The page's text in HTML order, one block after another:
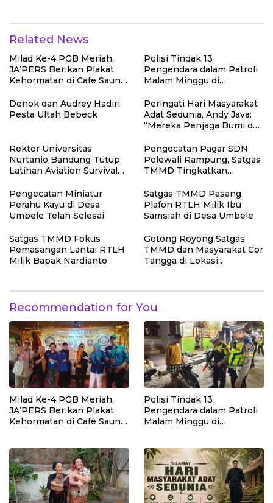
Related News
Milad Ke-4 PGB Meriah,
JA’PERS Berikan Plakat
Kehormatan di Cafe Saung
Polisi Tindak 13
Pengendara dalam Patroli
Malam Minggu di
Knalpot Brong
Denok dan Audrey Hadiri
Pesta Ultah Bebeck
Peringati Hari Masyarakat
Adat Sedunia, Andy Java:
“Mereka Penjaga Bumi dan
Rektor Universitas
Nurtanio Bandung Tutup
Latihan Aviation Survival
Teknik
Pengecatan Pagar SDN
Polewali Rampung, Satgas
TMMD Tingkatkan
Pengecatan Miniatur
Perahu Kayu di Desa
Umbele Telah Selesai
Satgas TMMD Pasang
Plafon RTLH Milik Ibu
Samsiah di Desa Umbele
Satgas TMMD Fokus
Pemasangan Lantai RTLH
Milik Bapak Nardianto
Gotong Royong Satgas
TMMD dan Masyarakat Cor
Tangga di Lokasi
Recommendation for You
Milad Ke-4 PGB Meriah,
JA’PERS Berikan Plakat
Kehormatan di Cafe Saung
Polisi Tindak 13
Pengendara dalam Patroli
Malam Minggu di